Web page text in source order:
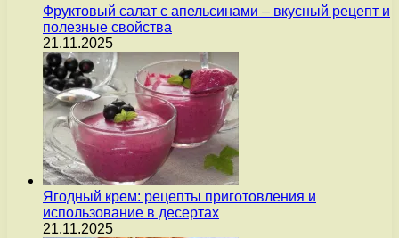
Фруктовый салат с апельсинами – вкусный рецепт и
полезные свойства
21.11.2025
Ягодный крем: рецепты приготовления и
использование в десертах
21.11.2025